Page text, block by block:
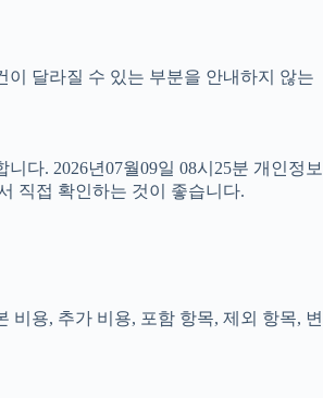
이 달라질 수 있는 부분을 안내하지 않는
다. 2026년07월09일 08시25분 개인정보
직접 확인하는 것이 좋습니다.
비용, 추가 비용, 포함 항목, 제외 항목, 변